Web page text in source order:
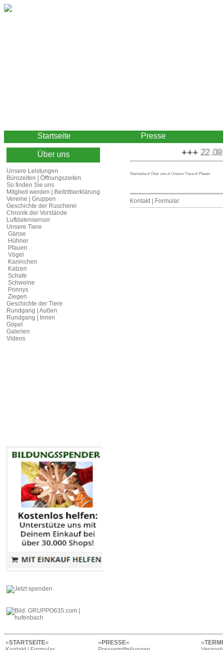
Startseite Presse
Über uns
Unsere Leistungen
Bürozeiten | Öffnungszeiten
So finden Sie uns
Mitglied werden | Beitrittserklärung
Vereine | Gruppen
Geschichte der Ruscherei
Chronik der Vorstände
Luftdatensensor
Unsere Tiere
Gänse
Hühner
Pfauen
Vögel
Kaninchen
Katzen
Schafe
Schweine
Ponnys
Ziegen
Geschichte der Tiere
Rundgang | Außen
Rundgang | Innen
Göpel
Galerien
Videos
+++
Startseite-> Über uns-> Unsere Tiere-> Pfauen
Kontakt | Formular
»STARTSEITE«
» PRESSE«
»